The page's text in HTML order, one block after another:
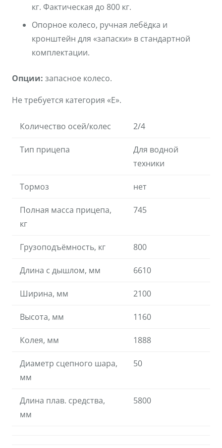
кг. Фактическая до 800 кг.
Опорное колесо, ручная лебёдка и
кронштейн для «запаски» в стандартной
комплектации.
Опции: запасное колесо.
Не требуется категория «Е».
Количество осей/колес 2/4
Тип прицепа
Для водной
техники
Тормоз нет
Полная масса прицепа,
кг
745
Грузоподъёмность, кг 800
Длина с дышлом, мм 6610
Ширина, мм 2100
Высота, мм 1160
Колея, мм 1888
Диаметр сцепного шара,
мм
50
Длина плав. средства,
мм
5800